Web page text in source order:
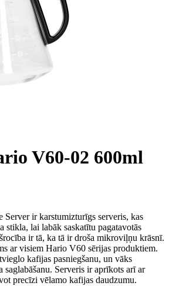
V60-02 600ml
ir karstumizturīgs serveris, kas
stikla, lai labāk saskatītu pagatavotās
ir tā, ka tā ir droša mikroviļņu krāsnī.
ar visiem Hario V60 sērijas produktiem.
kafijas pasniegšanu, un vāks
saglabāšanu. Serveris ir aprīkots arī ar
precīzi vēlamo kafijas daudzumu.